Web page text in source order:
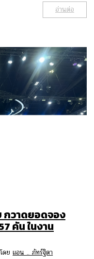
อ่านต่อ
กวาดยอดจอง
คัน ในงาน
ดย แอน .. ภัทร์ฐิตา